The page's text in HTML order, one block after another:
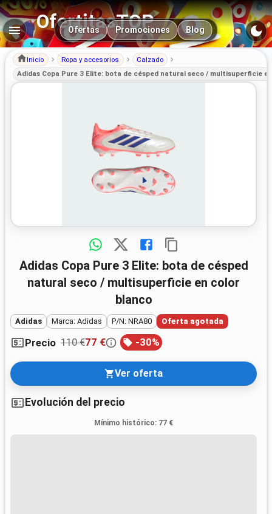
OfertitasTOP
Navegación principal
Ofertas Promociones Blog
Inicio Ropa y accesorios
Calzado
Adidas Copa Pure 3 Elite: bota de césped natural seco / multisuperficie
Adidas Copa Pure 3 Elite: bota de césped
natural seco / multisuperficie en color
blanco
Adidas Marca: Adidas P/N: NRA80 Oferta agotada
Precio 110 €77 € -30%
Ver oferta
Evolución del precio
Mínimo histórico: 77 €